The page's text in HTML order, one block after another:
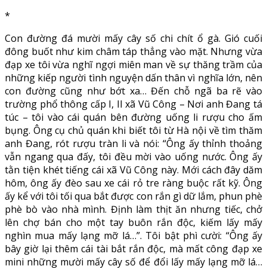
*
Con đường đá mười mấy cây số chi chít ổ gà. Gió cuối
đông buốt như kim châm táp thẳng vào mặt. Nhưng vừa
đạp xe tôi vừa nghĩ ngợi miên man về sự thăng trầm của
những kiếp người tình nguyện dấn thân vì nghĩa lớn, nên
con đường cũng như bớt xa… Đến chỗ ngã ba rẽ vào
trường phổ thông cấp I, II xã Vũ Công – Nơi anh Đang tá
túc – tôi vào cái quán bên đường uống li rượu cho ấm
bụng. Ông cụ chủ quán khi biết tôi từ Hà nội về tìm thăm
anh Đang, rót rượu tràn li và nói: “Ông ấy thỉnh thoảng
vẫn ngang qua đấy, tôi đều mời vào uống nước. Ông ấy
tằn tiện khét tiếng cái xã Vũ Công này. Mới cách đây dăm
hôm, ông ấy đèo sau xe cái rỏ tre ràng buộc rất kỹ. Ông
ấy kể với tôi tối qua bắt được con rắn gì dữ lắm, phun phè
phè bò vào nhà mình. Định làm thịt ăn nhưng tiếc, chở
lên chợ bán cho một tay buôn rắn độc, kiếm lấy mấy
nghìn mua mấy lạng mỡ lá…”. Tôi bật phì cười: “Ông ấy
bây giờ lại thêm cái tài bắt rắn độc, mà mất công đạp xe
mini những mười mấy cây số để đổi lấy mấy lạng mỡ lá…